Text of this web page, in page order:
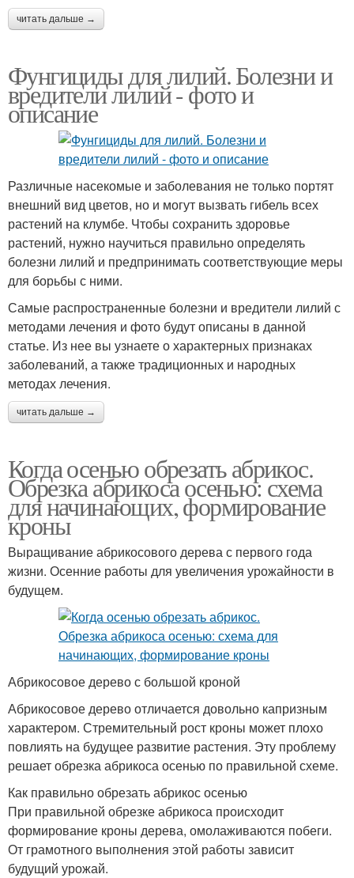
читать дальше →
Фунгициды для лилий. Болезни и
вредители лилий - фото и
описание
Различные насекомые и заболевания не только портят
внешний вид цветов, но и могут вызвать гибель всех
растений на клумбе. Чтобы сохранить здоровье
растений, нужно научиться правильно определять
болезни лилий и предпринимать соответствующие меры
для борьбы с ними.
Самые распространенные болезни и вредители лилий с
методами лечения и фото будут описаны в данной
статье. Из нее вы узнаете о характерных признаках
заболеваний, а также традиционных и народных
методах лечения.
читать дальше →
Когда осенью обрезать абрикос.
Обрезка абрикоса осенью: схема
для начинающих, формирование
кроны
Выращивание абрикосового дерева с первого года
жизни. Осенние работы для увеличения урожайности в
будущем.
Абрикосовое дерево с большой кроной
Абрикосовое дерево отличается довольно капризным
характером. Стремительный рост кроны может плохо
повлиять на будущее развитие растения. Эту проблему
решает обрезка абрикоса осенью по правильной схеме.
Как правильно обрезать абрикос осенью
При правильной обрезке абрикоса происходит
формирование кроны дерева, омолаживаются побеги.
От грамотного выполнения этой работы зависит
будущий урожай.